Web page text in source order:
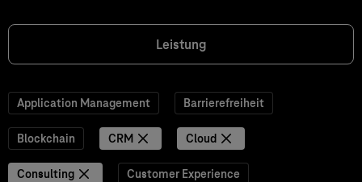
Leistung
Application Management Barrierefreiheit
Blockchain CRM Cloud
Consulting Customer Experience